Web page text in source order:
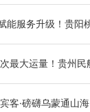
能服务升级！贵阳
最大运量！贵州民
客·磅礴乌蒙通山